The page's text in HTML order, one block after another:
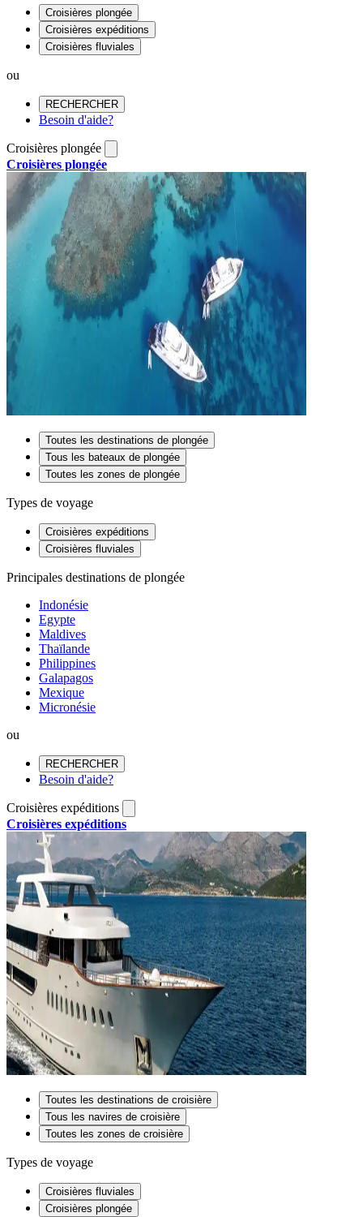
Croisières plongée
Croisières expéditions
Croisières fluviales
ou
RECHERCHER
Besoin d'aide?
Croisières plongée
Croisières plongée
Toutes les destinations de plongée
Tous les bateaux de plongée
Toutes les zones de plongée
Types de voyage
Croisières expéditions
Croisières fluviales
Principales destinations de plongée
Indonésie
Egypte
Maldives
Thaïlande
Philippines
Galapagos
Mexique
Micronésie
ou
RECHERCHER
Besoin d'aide?
Croisières expéditions
Croisières expéditions
Toutes les destinations de croisière
Tous les navires de croisière
Toutes les zones de croisière
Types de voyage
Croisières fluviales
Croisières plongée